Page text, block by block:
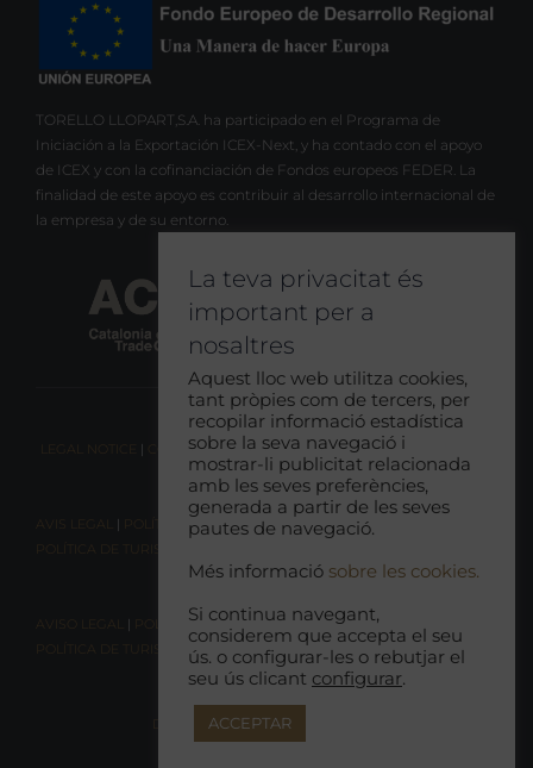
TORELLO LLOPART,S.A. ha participado en el Programa de
Iniciación a la Exportación ICEX-Next, y ha contado con el apoyo
de ICEX y con la cofinanciación de Fondos europeos FEDER. La
finalidad de este apoyo es contribuir al desarrollo internacional de
la empresa y de su entorno.
LEGAL NOTICE | COOKIE CONSENT|RESPONSIBLE TOURISM POLICY
AVIS LEGAL | POLÍTICA DE COOKIES| POLÍTICA DE PRIVACITAT
POLÍTICA DE TURISME RESPONSABLE
AVISO LEGAL | POLÍTICA DE COOKIES | POLÍTICA DE PRIVACIDAD
POLÍTICA DE TURISMO RESPONSABLE
DECLARACIÓN DE ACCESIBILIDAD
La teva privacitat és
important per a
nosaltres
Aquest lloc web utilitza cookies,
tant pròpies com de tercers, per
recopilar informació estadística
sobre la seva navegació i
mostrar-li publicitat relacionada
amb les seves preferències,
generada a partir de les seves
pautes de navegació.
Més informació sobre les cookies.
Si continua navegant,
considerem que accepta el seu
ús. o configurar-les o rebutjar el
seu ús clicant configurar.
ACCEPTAR